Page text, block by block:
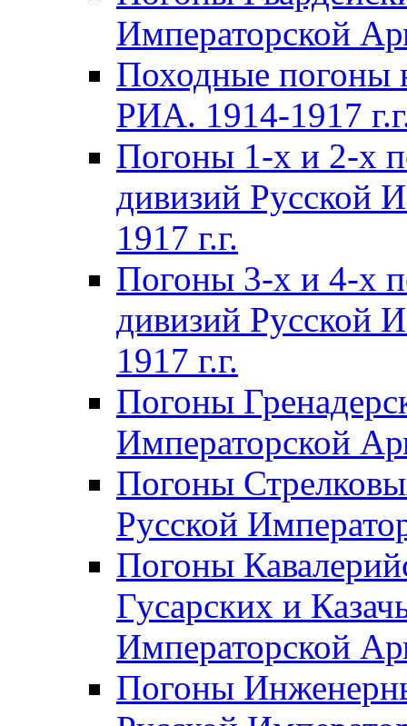
Императорской
Походные погоны
РИА. 1914-1917
Погоны 1-х и 2-х
дивизий Русской
1917 г.г.
Погоны 3-х и 4-х
дивизий Русской
1917 г.г.
Погоны
Императорской
Погоны
Русской
Погоны
Гусарских и
Императорской
Погоны